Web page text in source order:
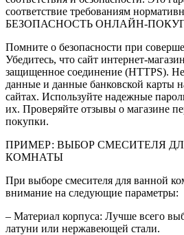
соответствие требованиям
БЕЗОПАСНОСТЬ ОНЛАЙН-
Помните о безопасности при
Убедитесь, что сайт интернет-
защищенное соединение (HTTPS).
данные и данные банковской карты
сайтах. Используйте надежные
их. Проверяйте отзывы о магазине
покупки.
ПРИМЕР: ВЫБОР СМЕСИТЕЛЯ
КОМНАТЫ
При выборе смесителя для ванной
внимание на следующие параметры:
– Материал корпуса: Лучше всего
латуни или нержавеющей стали.